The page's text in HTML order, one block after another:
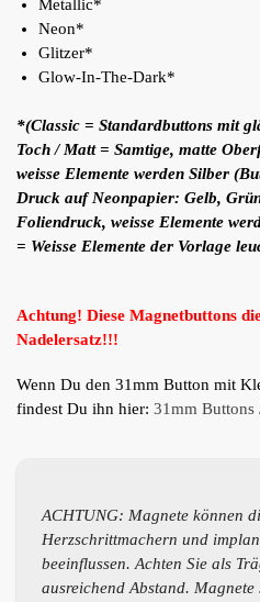
Metallic*
Neon*
Glitzer*
Glow-In-The-Dark*
*(Classic = Standardbuttons mit
Toch / Matt = Samtige, matte
weisse Elemente werden Silber
Druck auf Neonpapier: Gelb,
Foliendruck, weisse Elemente
= Weisse Elemente der Vorlage
Achtung! Diese Magnetbuttons
Nadelersatz!!!
Wenn Du den 31mm Button mit
findest Du ihn hier: 31mm Buttons
ACHTUNG: Magnete können
Herzschrittmachern und
beeinflussen. Achten Sie als
ausreichend Abstand.